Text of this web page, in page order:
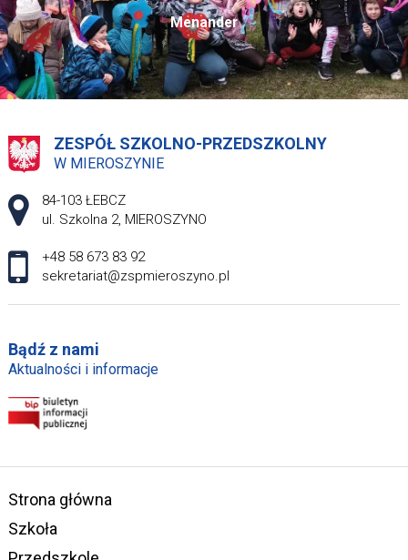
Menander
ZESPÓŁ SZKOLNO-PRZEDSZKOLNY
W MIEROSZYNIE
Adres pocztowy:
84-103 ŁEBCZ
ul. Szkolna 2, MIEROSZYNO
+48 58 673 83 92
sekretariat@zspmieroszyno.pl
Bądź z nami
Aktualności i informacje
Strona główna
Szkoła